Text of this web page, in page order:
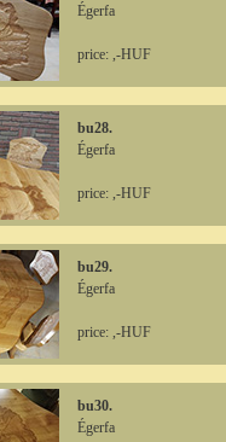
Égerfa
price: ,-HUF
bu28.
Égerfa
price: ,-HUF
bu29.
Égerfa
price: ,-HUF
bu30.
Égerfa